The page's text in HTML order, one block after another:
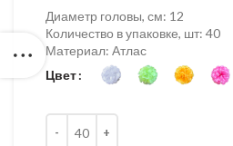
Диаметр головы, см: 12
Количество в упаковке, шт: 40
Материал: Атлас
Цвет